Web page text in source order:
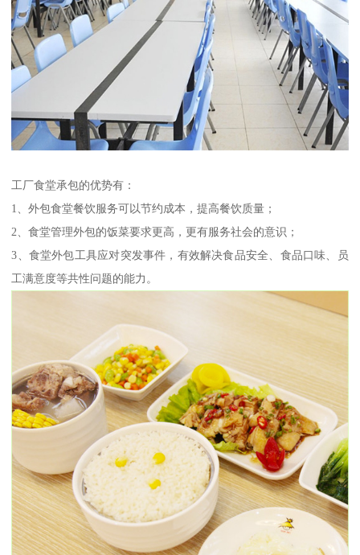
工厂食堂承包的优势有：
1、外包食堂餐饮服务可以节约成本，提高餐饮质量；
2、食堂管理外包的饭菜要求更高，更有服务社会的意识；
3、食堂外包工具应对突发事件，有效解决食品安全、食品口味、员
工满意度等共性问题的能力。